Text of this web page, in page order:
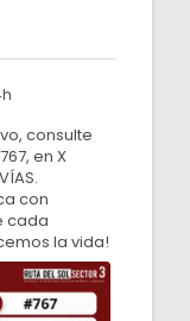
consulte
en X
con
cada
la vida!